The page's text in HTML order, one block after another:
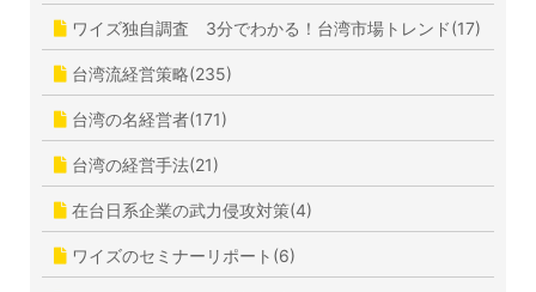
ワイズ独自調査 3分でわかる！台湾市場トレンド(17)
台湾流経営策略(235)
台湾の名経営者(171)
台湾の経営手法(21)
在台日系企業の武力侵攻対策(4)
ワイズのセミナーリポート(6)